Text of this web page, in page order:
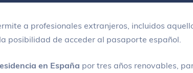
a profesionales extranjeros, incluidos
posibilidad de acceder al pasaporte español.
en España por tres años renovables,